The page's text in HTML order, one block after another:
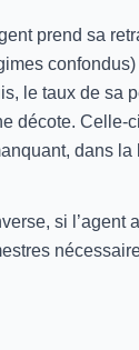
prend sa
le taux de sa
décote. Celle-
dans la
si l’agent